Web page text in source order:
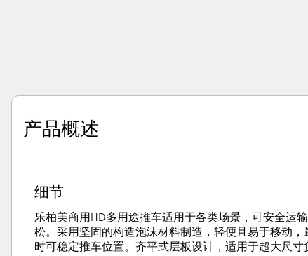
产品概述
细节
乐柏美商用HD多用途推车适用于各类场景，可安全运
松。采用坚固的构造泡沫材料制造，轻便且易于移动
时可稳定推车位置。齐平式层板设计，适用于超大尺